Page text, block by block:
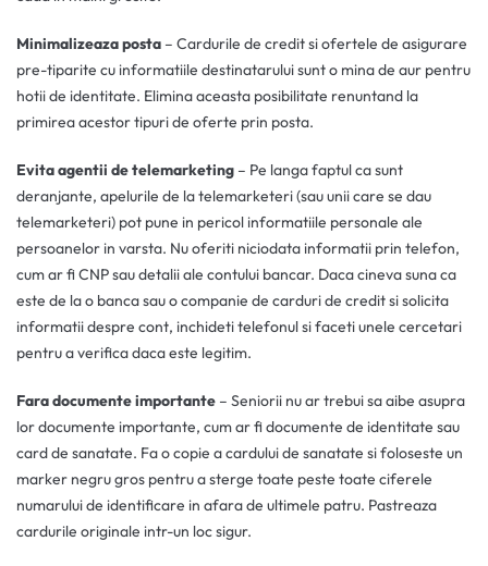
Minimalizeaza posta – Cardurile de credit si ofertele de asigurare
pre-tiparite cu informatiile destinatarului sunt o mina de aur pentru
hotii de identitate. Elimina aceasta posibilitate renuntand la
primirea acestor tipuri de oferte prin posta.
Evita agentii de telemarketing – Pe langa faptul ca sunt
deranjante, apelurile de la telemarketeri (sau unii care se dau
telemarketeri) pot pune in pericol informatiile personale ale
persoanelor in varsta. Nu oferiti niciodata informatii prin telefon,
cum ar fi CNP sau detalii ale contului bancar. Daca cineva suna ca
este de la o banca sau o companie de carduri de credit si solicita
informatii despre cont, inchideti telefonul si faceti unele cercetari
pentru a verifica daca este legitim.
Fara documente importante – Seniorii nu ar trebui sa aibe asupra
lor documente importante, cum ar fi documente de identitate sau
card de sanatate. Fa o copie a cardului de sanatate si foloseste un
marker negru gros pentru a sterge toate peste toate ciferele
numarului de identificare in afara de ultimele patru. Pastreaza
cardurile originale intr-un loc sigur.